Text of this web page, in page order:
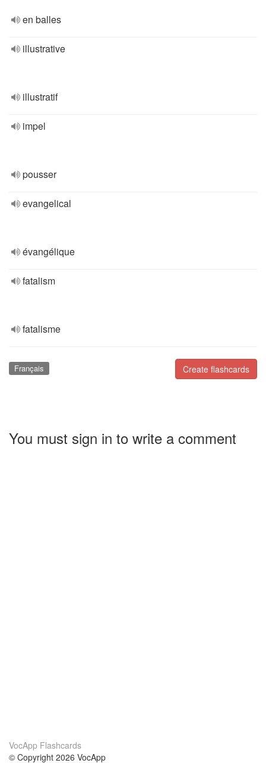
en balles
illustrative
illustratif
impel
pousser
evangelical
évangélique
fatalism
fatalisme
Create flashcards
Français
You must sign in to write a comment
VocApp Flashcards
© Copyright 2026 VocApp